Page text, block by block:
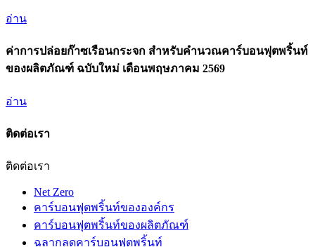
อ่าน
ค่าการปล่อยก๊าซเรือนกระจก สำหรับคำนวณคาร์บอนฟุตพริ้นท์
ของผลิตภัณฑ์ ฉบับใหม่ เดือนพฤษภาคม 2569
อ่าน
ติดต่อเรา
ติดต่อเรา
Net Zero
คาร์บอนฟุตพริ้นท์ขององค์กร
คาร์บอนฟุตพริ้นท์ของผลิตภัณฑ์
ฉลากลดคาร์บอนฟุตพริ้นท์